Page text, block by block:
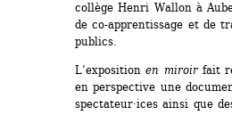
collège Henri Wallon à
de co-apprentissage et de
publics.
L’exposition en miroirfait
en perspective une
spectateur·ices ainsi que